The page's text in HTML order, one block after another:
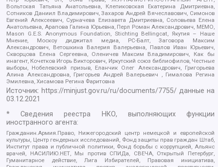
Вольтская Татьяна Анатольевна, Клепиковская Екатерина Дмитриевна,
Сотников Даниил Владимирович, Захаров Андрей Вячеславович, Симонов
Евгений Алексеевич, Сурначева Елизавета Дмитриевна, Соловьева Елена
Анатольевна, Арапова Галина Юрьевна, Перл Роман Александрович, МЕМО,
Mason G.E.S. Anonymous Foundation, Stichting Bellingcat, Якутия – Наше
Мнение, Москоу диджитал медиа, РС-Балт, Заговора Максим
Александрович, Ветошкина Валерия Валерьевна, Павлов Иван Юрьевич,
Скворцова Елена Сергеевна, Оленичев Максим Владимирович, Как бы
инагент, Кочетков Игорь Викторович, Иркутский союз библиофилов, Честные
выборы, Нобелевский призыв, Еланчик Олег Александрович, Григорьева
Алина Александровна, Григорьев Андрей Валерьевич , Гималова Регина
Эмилевна, Хисамова Регина Фаритовна
Источник: https://minjust.gov.ru/ru/documents/7755/ данные на
03.12.2021
* Сведения реестра НКО, выполняющих функции
иностранного агента:
Гражданин.Армия.Право, Нижегородский центр немецкой и европейской
культуры, Центр гендерных исследований, Фонд защиты прав граждан Штаб,
Институт права и публичной политики, Фонд борьбы с коррупцией, Альянс
врачей, НАСИЛИЮ.НЕТ, Мы против СПИДа, СВЕЧА, Открытый Петербург,
Гуманитарное действие, Лига Избирателей, Правовая инициатива,